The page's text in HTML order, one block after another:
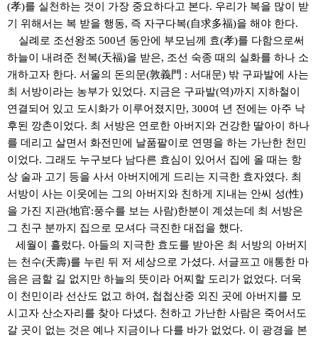
(孝)를 실천하는 것이 가장 중요하다고 본다. 우리가 복을 많이 받
기 위해서는 복 받을 행동, 즉 자구다복(自求多福)을 해야 한다.
실례로 조선왕조 500년 동안에 부모님께 효(孝)를 다함으로써
하늘이 내려준 천복(天福)을 받은, 조선 숙종 때의 실화를 하나 소
개하고자 한다. 서울의 돈의문(敦義門 : 서대문) 밖 구파발에 사는
최 서방이라는 농부가 있었다. 지금은 구파발(역)까지 지하철이
연결되어 있고 도시화가 이루어졌지만, 300여 년 전에는 아주 낙
후된 깡촌이었다. 최 서방은 연로한 아버지와 건강한 딸아이 하나
를 데리고 살면서 화전민에 날품팔이로 연명을 하는 가난한 천민
이었다. 그래도 누구보다 남다른 효심이 있어서 집에 올 때는 항
상 술과 고기 등을 사서 아버지에게 드리는 지극한 효자였다. 최
서방이 사는 이웃에는 그의 아버지와 친하게 지내는 안씨 성(性)
을 가진 지관(地官:풍수를 보는 사람)한분이 계셨는데 최 서방은
그 친구 분까지 집으로 모셔다 극진한 대접을 했다.
세월이 흘렀다. 아들의 지극한 효도를 받아온 최 서방의 아버지
는 천수(天壽)를 누린 뒤 저 세상으로 가셨다. 서글프고 애통한 마
음은 금할 길 없지만 하늘의 뜻이라 어찌할 도리가 없었다. 더욱
이 천민이라 선산도 없고 하여 , 첩첩산중 외진 곳에 아버지를 모
시고자 산소자리를 찾아 다녔다. 천하고 가난한 사람은 죽어서도
갈 곳이 없는 것은 예나 지금이나 다를 바가 없었다. 이 광경을 본